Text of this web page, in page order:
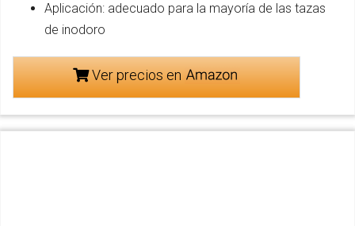
Aplicación: adecuado para la mayoría de las tazas
de inodoro
Ver precios en